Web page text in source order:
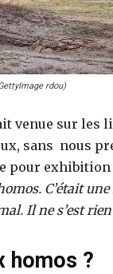
rdou)
venue sur les
sans nous
pour
C’était
Il ne s’est
homos ?